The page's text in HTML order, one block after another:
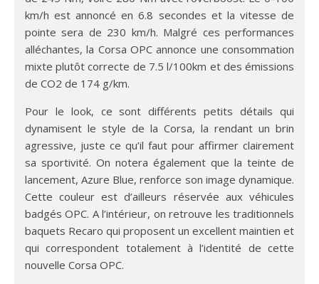
km/h est annoncé en 6.8 secondes et la vitesse de
pointe sera de 230 km/h. Malgré ces performances
alléchantes, la Corsa OPC annonce une consommation
mixte plutôt correcte de 7.5 l/100km et des émissions
de CO2 de 174 g/km.
Pour le look, ce sont différents petits détails qui
dynamisent le style de la Corsa, la rendant un brin
agressive, juste ce qu’il faut pour affirmer clairement
sa sportivité. On notera également que la teinte de
lancement, Azure Blue, renforce son image dynamique.
Cette couleur est d’ailleurs réservée aux véhicules
badgés OPC. A l’intérieur, on retrouve les traditionnels
baquets Recaro qui proposent un excellent maintien et
qui correspondent totalement à l’identité de cette
nouvelle Corsa OPC.